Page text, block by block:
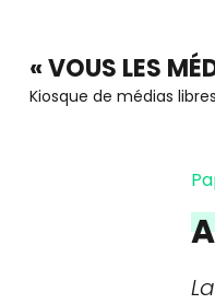
contenu
« VOUS LES
Kiosque de médias libres